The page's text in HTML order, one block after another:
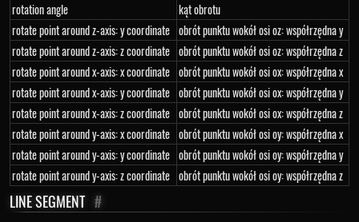
rotation angle
kąt obrotu
rotate point around z-axis: y coordinate obrót punktu wokół osi oz: współrzędna y
rotate point around z-axis: z coordinate obrót punktu wokół osi oz: współrzędna z
rotate point around x-axis: x coordinate obrót punktu wokół osi ox: współrzędna x
rotate point around x-axis: y coordinate obrót punktu wokół osi ox: współrzędna y
rotate point around x-axis: z coordinate obrót punktu wokół osi ox: współrzędna z
rotate point around y-axis: x coordinate obrót punktu wokół osi oy: współrzędna x
rotate point around y-axis: y coordinate obrót punktu wokół osi oy: współrzędna y
rotate point around y-axis: z coordinate obrót punktu wokół osi oy: współrzędna z
LINE SEGMENT #